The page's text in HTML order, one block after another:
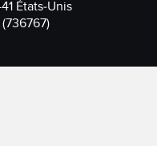
États-Unis